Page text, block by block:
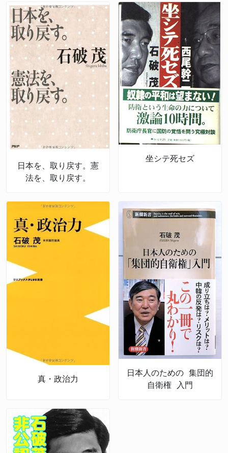
日本を、取り戻す。憲
法を、取り戻す。
坐シテ死セズ
真・政治力
日本人のための 集団的
自衛権 入門